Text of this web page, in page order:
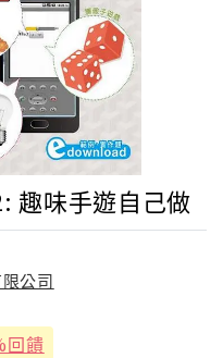
趣味手遊自己做
公司
回饋